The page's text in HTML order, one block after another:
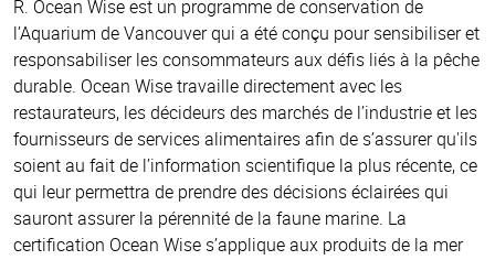
R. Ocean Wise est un programme de conservation de
l’Aquarium de Vancouver qui a été conçu pour sensibiliser et
responsabiliser les consommateurs aux défis liés à la pêche
durable. Ocean Wise travaille directement avec les
restaurateurs, les décideurs des marchés de l’industrie et les
fournisseurs de services alimentaires afin de s’assurer qu'ils
soient au fait de l’information scientifique la plus récente, ce
qui leur permettra de prendre des décisions éclairées qui
sauront assurer la pérennité de la faune marine. La
certification Ocean Wise s’applique aux produits de la mer